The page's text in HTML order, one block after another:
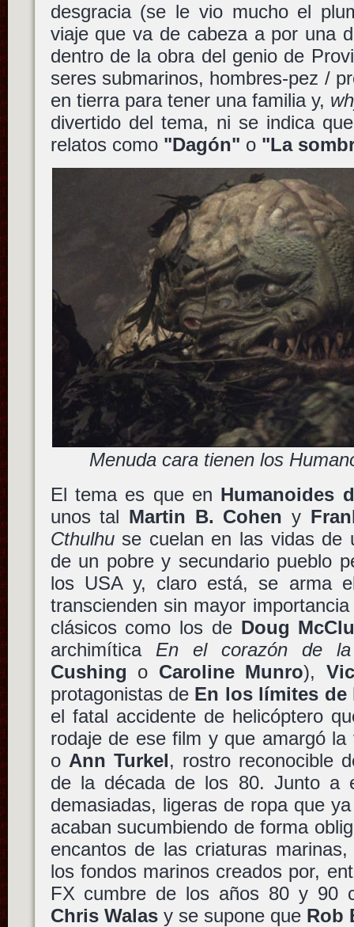
desgracia (se le vio mucho el
viaje que va de cabeza a por una
dentro de la obra del genio de
seres submarinos, hombres-pez /
en tierra para tener una familia y,
divertido del tema, ni se indica
relatos como "Dagón" o "La
Menuda cara tienen los
El tema es que en Humanoides
unos tal Martin B. Cohen y
Cthulhuse cuelan en las vidas de
de un pobre y secundario pueblo
los USA y, claro está, se arma
transcienden sin mayor
clásicos como los de Doug
archimítica En el corazón de
Cushing o Caroline Munro),
protagonistas de En los límites de
el fatal accidente de helicóptero
rodaje de ese film y que amargó
o Ann Turkel, rostro reconocible
de la década de los 80. Junto a
demasiadas, ligeras de ropa que
acaban sucumbiendo de forma
encantos de las criaturas
los fondos marinos creados por,
FX cumbre de los años 80 y 90
Chris Walasy se supone que Rob